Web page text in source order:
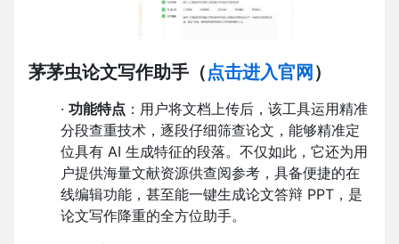
茅茅虫论文写作助手 （点击进入官网 ）
· 功能特点 ：用户将文档上传后，该工具运用精准
分段查重技术，逐段仔细筛查论文，能够精准定
位具有 AI 生成特征的段落。不仅如此，它还为用
户提供海量文献资源供查阅参考，具备便捷的在
线编辑功能，甚至能一键生成论文答辩 PPT，是
论文写作降重的全方位助手。